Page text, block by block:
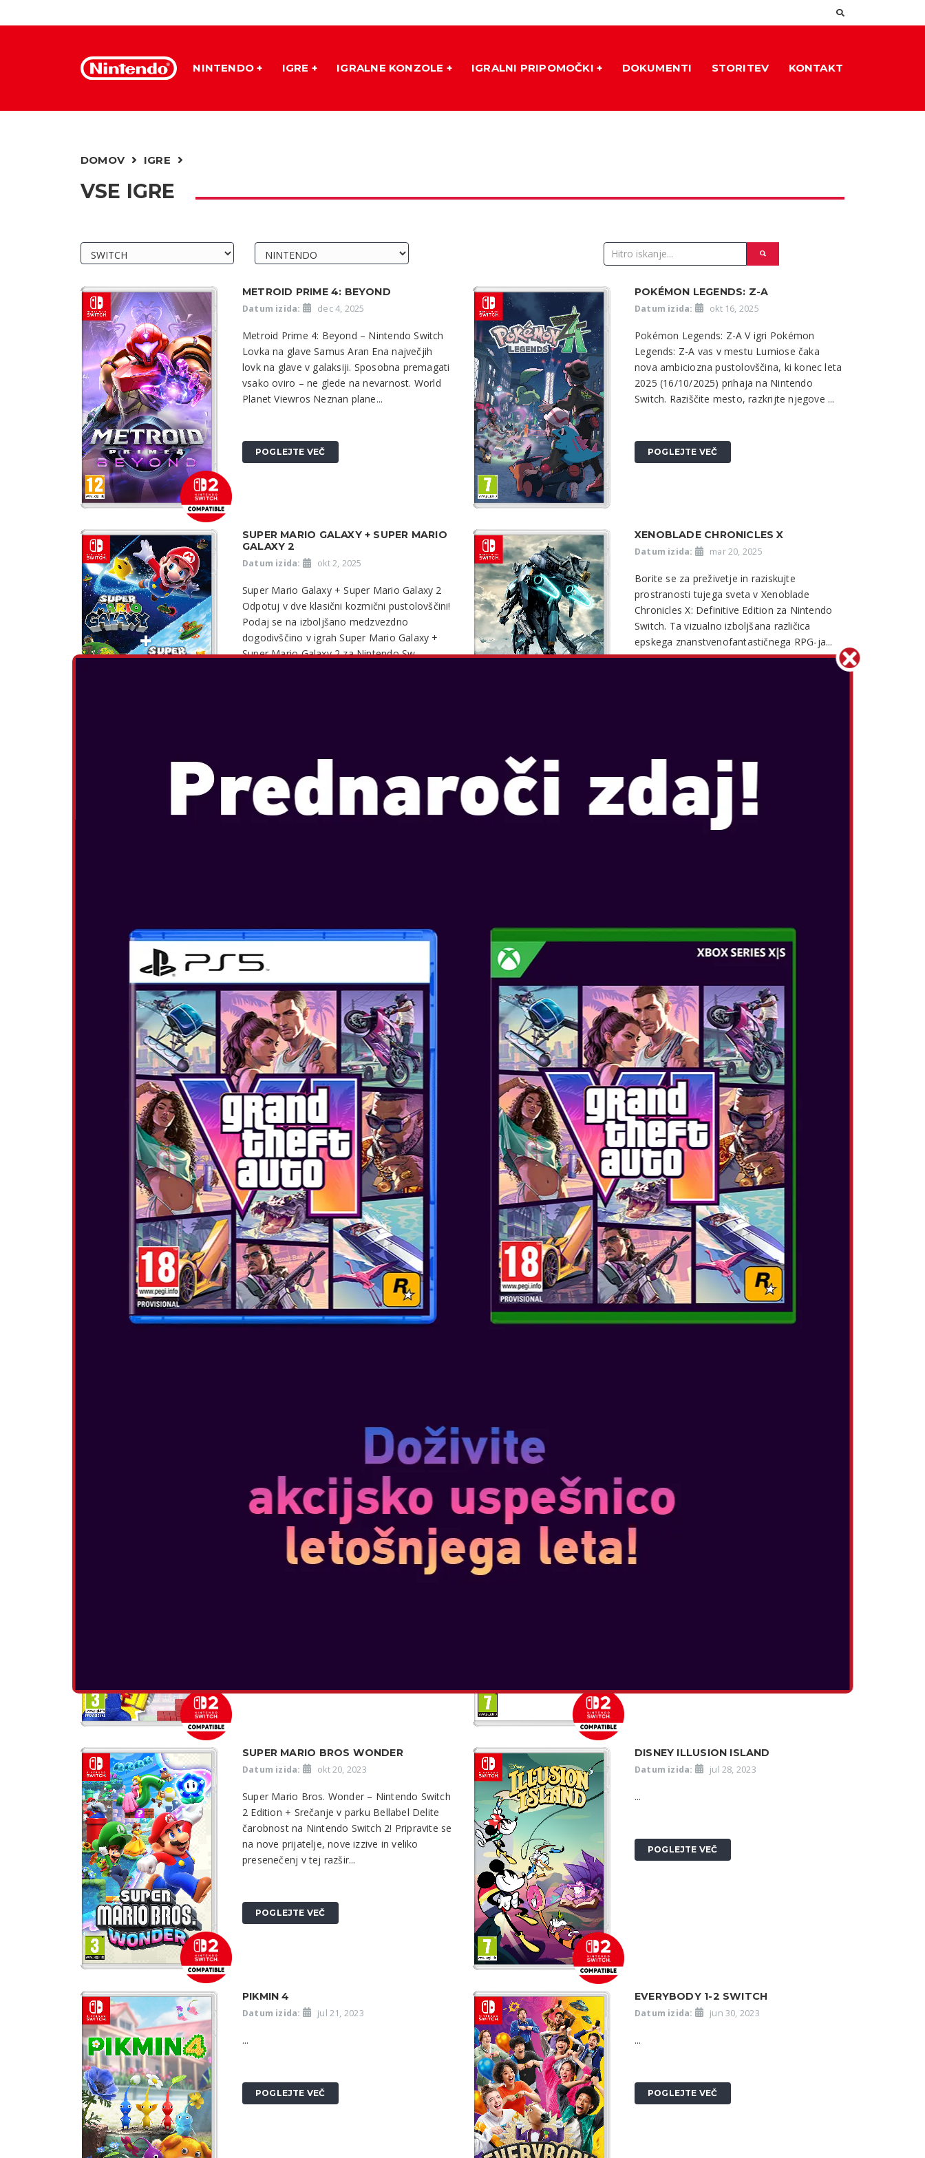
NINTENDO IGRE IGRALNE KONZOLE IGRALNI PRIPOMOČKI DOKUMENTI STORITEV KONTAKT
DOMOV IGRE
VSE IGRE
METROID PRIME 4: BEYOND
Datum izida: dec 4, 2025
Metroid Prime 4: Beyond – Nintendo Switch
Lovka na glave Samus Aran Ena največjih
lovk na glave v galaksiji. Sposobna premagati
vsako oviro – ne glede na nevarnost. World
Planet Viewros Neznan plane...
POGLEJTE VEČ
POKÉMON LEGENDS: Z-A
Datum izida: okt 16, 2025
Pokémon Legends: Z-A V igri Pokémon
Legends: Z-A vas v mestu Lumiose čaka
nova ambiciozna pustolovščina, ki konec leta
2025 (16/10/2025) prihaja na Nintendo
Switch. Raziščite mesto, razkrijte njegove ...
POGLEJTE VEČ
SUPER MARIO GALAXY + SUPER MARIO
GALAXY 2
Datum izida: okt 2, 2025
Super Mario Galaxy + Super Mario Galaxy 2
Odpotuj v dve klasični kozmični pustolovščini!
Podaj se na izboljšano medzvezdno
dogodivščino v igrah Super Mario Galaxy +
Super Mario Galaxy 2 za Nintendo Sw...
XENOBLADE CHRONICLES X
Datum izida: mar 20, 2025
Borite se za preživetje in raziskujte
prostranosti tujega sveta v Xenoblade
Chronicles X: Definitive Edition za Nintendo
Switch. Ta vizualno izboljšana različica
epskega znanstvenofantastičnega RPG-ja...
DONKEY KONG COUNTRY RETURNS HD
Datum izida: jan 16, 2025
POGLEJTE VEČ
SUPER MARIO PARTY JAMBOREE
Datum izida: okt 17, 2024
THE LEGEND OF ZELDA ECHOES OF
WISDOM
Datum izida: sep 26, 2024
...
POGLEJTE VEČ
LUIGI'S MANSION 2 HD
Datum izida: jun 27, 2024
...
POGLEJTE VEČ
PAPER MARIO THE THOUSAND-YEAR
DOOR
Datum izida: maj 23, 2024
Join Mario and friends on a journey to
THE LEGEND OF ZELDA TEARS OF THE
KINGDOM
Datum izida: maj 12, 2024
Izdaja za Nintendo Switch 2 vključuje:
MARIO VS DONKEY KONG
Datum izida: feb 16, 2024
"Igrače so spet v mestu Staro rivalstvo, ki se
je razgrelo na Game Boy Advance, se znova
SUPER MARIO RPG
Datum izida:
V igri Super Mario RPG za Nintendo Switch se
želje lahko uresničijo! Povežite se z
SUPER MARIO BROS WONDER
Datum izida: okt 20, 2023
Super Mario Bros. Wonder – Nintendo Switch
2 Edition + Srečanje v parku Bellabel Delite
čarobnost na Nintendo Switch 2! Pripravite se
na nove prijatelje, nove izzive in veliko
presenečenj v tej razšir...
POGLEJTE VEČ
DISNEY ILLUSION ISLAND
Datum izida: jul 28, 2023
...
POGLEJTE VEČ
PIKMIN 4
Datum izida: jul 21, 2023
...
POGLEJTE VEČ
EVERYBODY 1-2 SWITCH
Datum izida: jun 30, 2023
...
POGLEJTE VEČ